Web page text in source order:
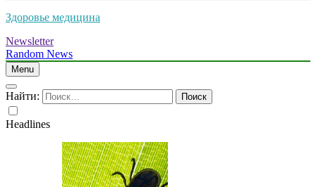
Здоровье медицина
Newsletter
Random News
Menu
Найти:
Headlines